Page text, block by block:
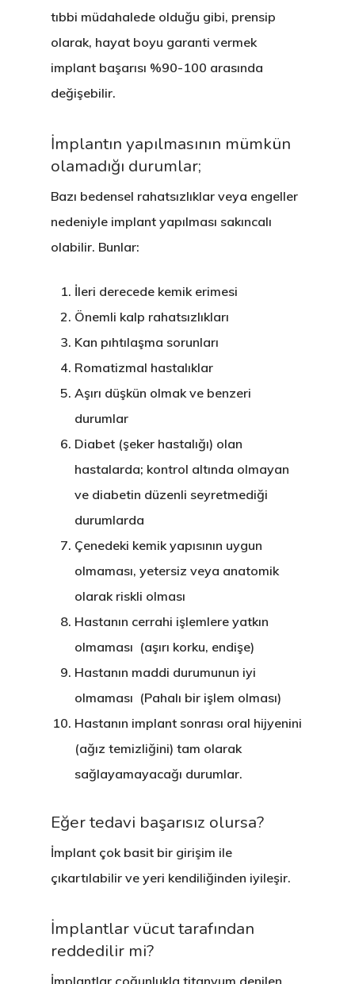
tıbbi müdahalede olduğu gibi, prensip
olarak, hayat boyu garanti vermek
implant başarısı %90-100 arasında
değişebilir.
İmplantın yapılmasının mümkün
olamadığı durumlar;
Bazı bedensel rahatsızlıklar veya engeller
nedeniyle implant yapılması sakıncalı
olabilir. Bunlar:
İleri derecede kemik erimesi
Önemli kalp rahatsızlıkları
Kan pıhtılaşma sorunları
Romatizmal hastalıklar
Aşırı düşkün olmak ve benzeri
durumlar
Diabet (şeker hastalığı) olan
hastalarda; kontrol altında olmayan
ve diabetin düzenli seyretmediği
durumlarda
Çenedeki kemik yapısının uygun
olmaması, yetersiz veya anatomik
olarak riskli olması
Hastanın cerrahi işlemlere yatkın
olmaması (aşırı korku, endişe)
Hastanın maddi durumunun iyi
olmaması (Pahalı bir işlem olması)
Hastanın implant sonrası oral hijyenini
(ağız temizliğini) tam olarak
sağlayamayacağı durumlar.
Eğer tedavi başarısız olursa?
İmplant çok basit bir girişim ile
çıkartılabilir ve yeri kendiliğinden iyileşir.
İmplantlar vücut tarafından
reddedilir mi?
İmplantlar çoğunlukla titanyum denilen
ONLINE RANDEVU
Kurumsal